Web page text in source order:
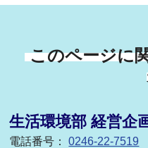
このページに
生活環境部 経営企
電話番号：0246-22-7519